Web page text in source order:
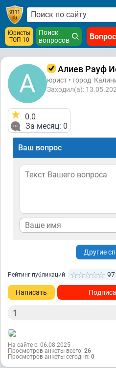
Юристы
ТОП-10
Поиск
вопросов
Алиев Рауф
юрист • город
Заходил(а):
0.0
За месяц: 0
Ваш вопрос
Другие
Рейтинг публикаций 97
Написать
1
На сайте с: 06.08.2025
Просмотров анкеты всего: 26
Просмотров анкеты сегодня: 0